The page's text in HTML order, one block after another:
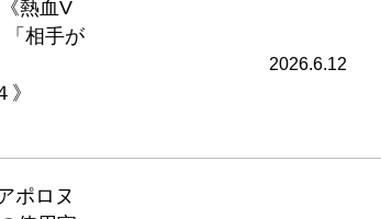
熱血V
「相手が
2026.6.12
ポロヌ